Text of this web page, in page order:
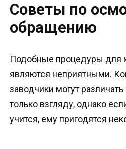
Советы по
обращению
Подобные процедуры для
являются неприятными.
заводчики могут
только взгляду, однако
учится, ему пригодятся